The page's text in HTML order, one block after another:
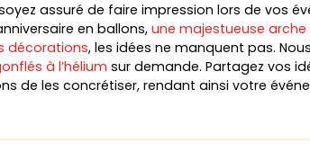
assuré de faire impression lors de vos
en ballons, une majestueuse
décorations, les idées ne manquent pas.
à l’hélium sur demande. Partagez vos
de les concrétiser, rendant ainsi votre